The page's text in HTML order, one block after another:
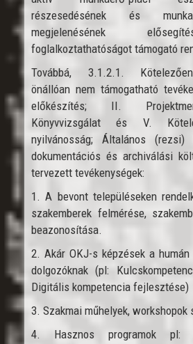
részesedésének és
megjelenésének
foglalkoztathatóságot támogató
Továbbá, 3.1.2.1.
önállóan nem támogatható
előkészítés; II.
Könyvvizsgálat és V.
nyilvánosság; Általános
dokumentációs és archiválási
tervezett tevékenységek:
1. A bevont településeken
szakemberek felmérése,
beazonosítása.
2. Akár OKJ-s képzések a
dolgozóknak (pl:
Digitális kompetencia fejlesztése)
3. Szakmai műhelyek, workshopok
4. Hasznos programok pl: